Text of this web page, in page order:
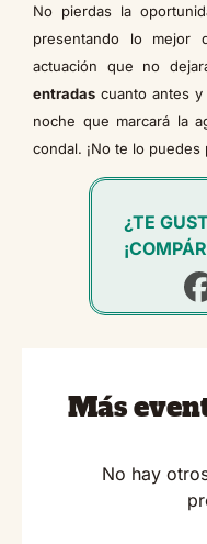
No pierdas la
presentando lo mejor
actuación que no
entradas cuanto antes
noche que marcará la
condal. ¡No te lo puedes
¿TE
Más
No hay